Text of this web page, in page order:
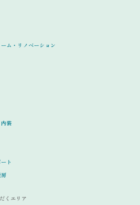
ム・リノベーション
装
ト
くエリア